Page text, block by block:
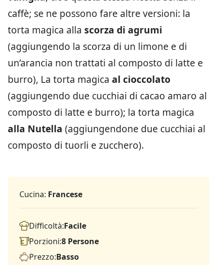
caffè; se ne possono fare altre versioni: la
torta magica alla scorza di agrumi
(aggiungendo la scorza di un limone e di
un’arancia non trattati al composto di latte e
burro), La torta magica al cioccolato
(aggiungendo due cucchiai di cacao amaro al
composto di latte e burro); la torta magica
alla Nutella (aggiungendone due cucchiai al
composto di tuorli e zucchero).
Cucina: Francese
Difficoltà:Facile
Porzioni:8 Persone
Prezzo:Basso